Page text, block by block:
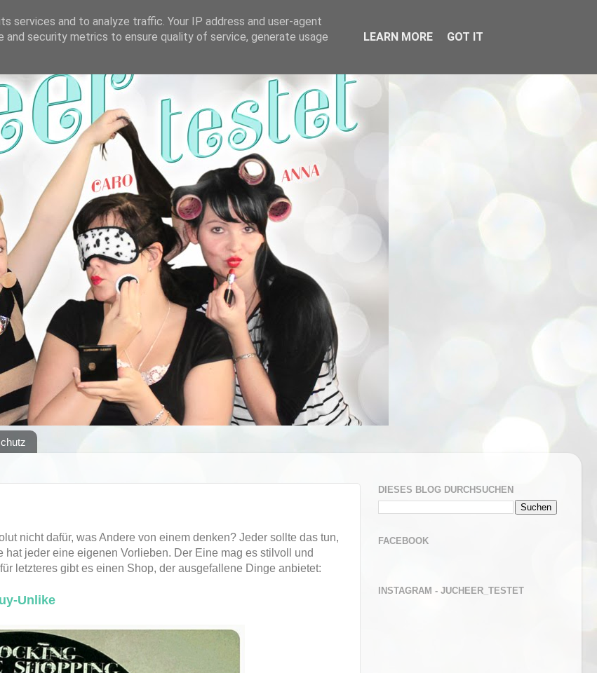
nicht dafür, was Andere von einem denken? Jeder sollte das tun,
jeder eine eigenen Vorlieben. Der Eine mag es stilvoll und
letzteres gibt es einen Shop, der ausgefallene Dinge anbietet:
Unlike
DIESES BLOG DURCHSUCHEN
FACEBOOK
INSTAGRAM - JUCHEER_TESTET
services and to analyze traffic. Your IP address and user-agent
and security metrics to ensure quality of service, generate usage
LEARN MORE GOT IT